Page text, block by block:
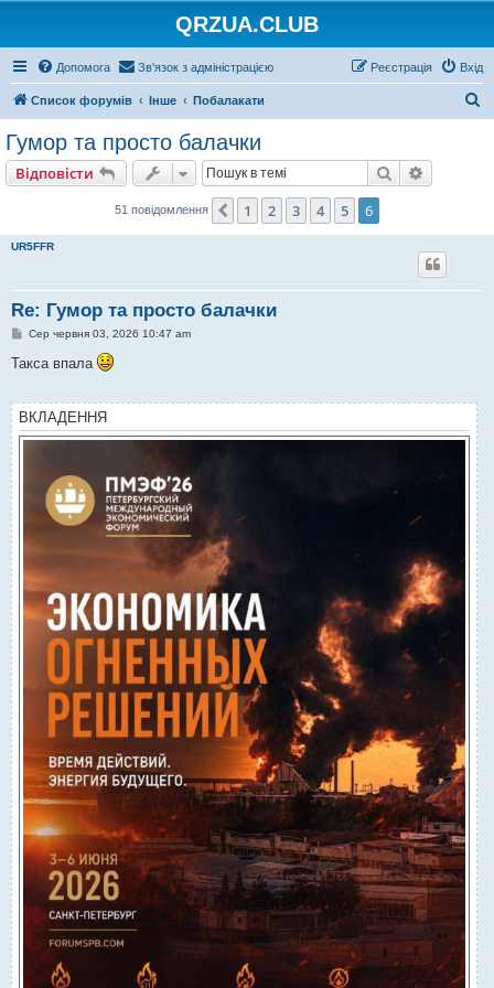
QRZUA.CLUB
Допомога Зв'язок з адміністрацією Вхід
Реєстрація
Список форумів Інше Побалакати
Гумор та просто балачки
Відповісти Пошук
51 повідомлення Поперед.
1 2 3 4 5 6
UR5FFR
Re: Гумор та просто балачки
П
в
і
м
л
е
Сер червня 03, 2026 10:47 am
Такса впала
ВКЛАДЕННЯ